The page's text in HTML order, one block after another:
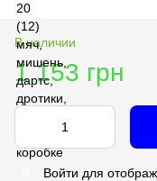
В наличии
1 153 грн
Войти для